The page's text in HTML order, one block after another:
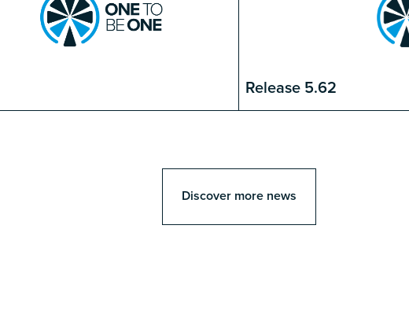
Release 5.62
Discover more news